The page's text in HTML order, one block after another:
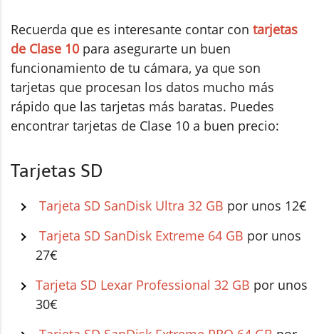
Recuerda que es interesante contar con tarjetas
de Clase 10para asegurarte un buen
funcionamiento de tu cámara, ya que son
tarjetas que procesan los datos mucho más
rápido que las tarjetas más baratas. Puedes
encontrar tarjetas de Clase 10 a buen precio:
Tarjetas SD
Tarjeta SD SanDisk Ultra 32 GB por unos 12€
Tarjeta SD SanDisk Extreme 64 GB por unos
27€
Tarjeta SD Lexar Professional 32 GB por unos
30€